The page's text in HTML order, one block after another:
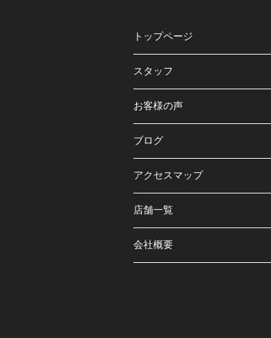
トップページ
スタッフ
お客様の声
ブログ
アクセスマップ
店舗一覧
会社概要